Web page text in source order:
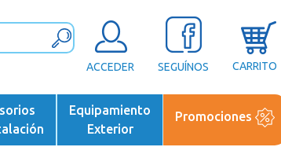
ACCEDER SEGUÍNOS CARRITO
Equipamiento
Exterior
Promociones